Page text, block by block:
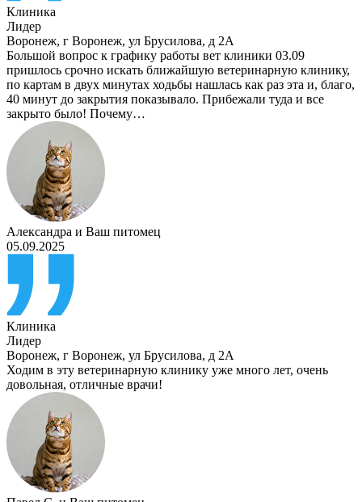
Клиника
Лидер
Воронеж, г Воронеж, ул Брусилова, д 2А
Большой вопрос к графику работы вет клиники 03.09
пришлось срочно искать ближайшую ветеринарную клинику,
по картам в двух минутах ходьбы нашлась как раз эта и, благо,
40 минут до закрытия показывало. Прибежали туда и все
закрыто было! Почему…
Александра и Ваш питомец
05.09.2025
Клиника
Лидер
Воронеж, г Воронеж, ул Брусилова, д 2А
Ходим в эту ветеринарную клинику уже много лет, очень
довольная, отличные врачи!